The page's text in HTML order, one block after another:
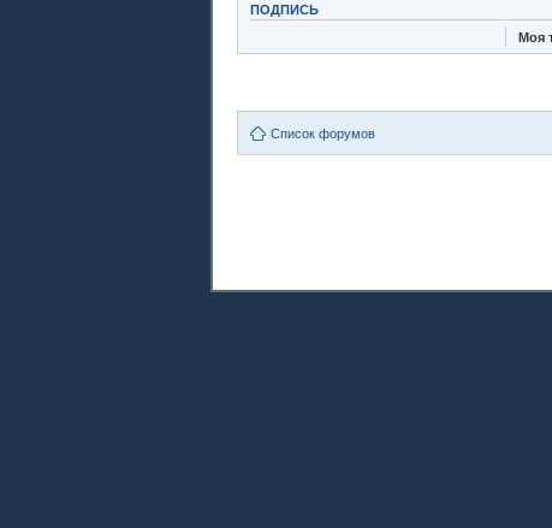
ПОДПИСЬ
Моя
Список форумов